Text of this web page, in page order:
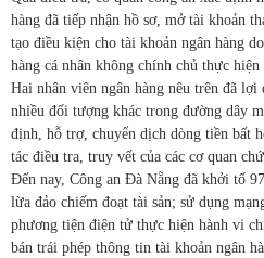
hàng đã tiếp nhận hồ sơ, mở tài khoản
tạo điều kiện cho tài khoản ngân hàng
hàng cá nhân không chính chủ thực
Hai nhân viên ngân hàng nêu trên đã
nhiều đối tượng khác trong đường dây
định, hỗ trợ, chuyển dịch dòng tiền bất
tác điều tra, truy vết của các cơ quan
Đến nay, Công an Đà Nẵng đã khởi tố
lừa đảo chiếm đoạt tài sản; sử dụng
phương tiện điện tử thực hiện hành vi
bán trái phép thông tin tài khoản ngân